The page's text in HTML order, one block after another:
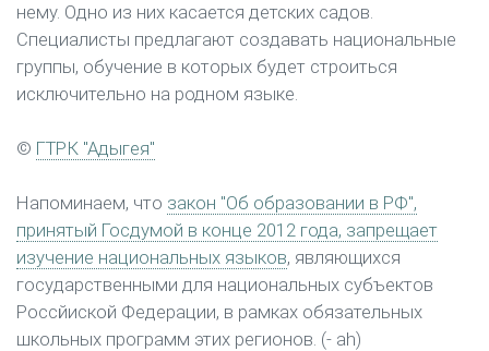
нему. Одно из них касается детских садов.
Специалисты предлагают создавать национальные
группы, обучение в которых будет строиться
исключительно на родном языке.
© ГТРК "Адыгея"
Напоминаем, что закон "Об образовании в РФ",
принятый Госдумой в конце 2012 года, запрещает
изучение национальных языков, являющихся
государственными для национальных субъектов
Россйиской Федерации, в рамках обязательных
школьных программ этих регионов. (- ah)